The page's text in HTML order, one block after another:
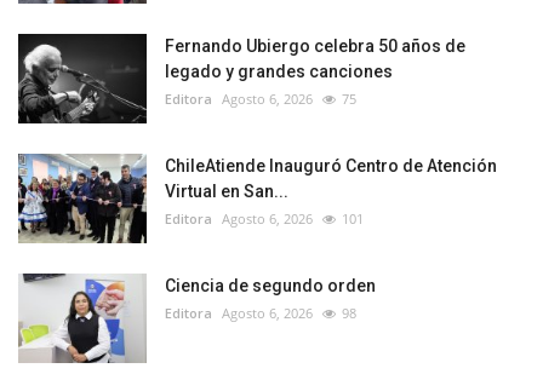
Fernando Ubiergo celebra 50 años de
legado y grandes canciones
Editora Agosto 6, 2026 75
ChileAtiende Inauguró Centro de Atención
Virtual en San...
Editora Agosto 6, 2026 101
Ciencia de segundo orden
Editora Agosto 6, 2026 98